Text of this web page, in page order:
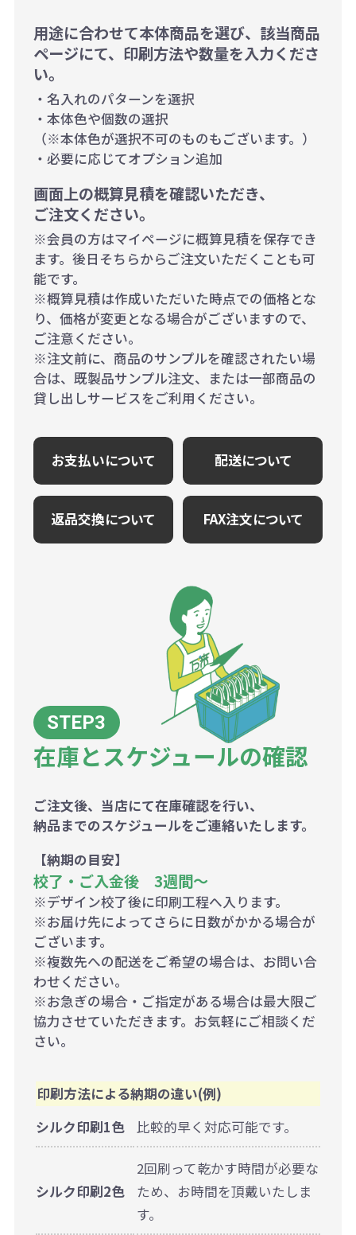
用途に合わせて本体商品を選び、該当商品
ページにて、印刷方法や数量を入力くださ
い。
・名入れのパターンを選択
・本体色や個数の選択
（※本体色が選択不可のものもございます。）
・必要に応じてオプション追加
画面上の概算見積を確認いただき、
ご注文ください。
※会員の方はマイページに概算見積を保存でき
ます。後日そちらからご注文いただくことも可
能です。
※概算見積は作成いただいた時点での価格とな
り、価格が変更となる場合がございますので、
ご注意ください。
※注文前に、商品のサンプルを確認されたい場
合は、既製品サンプル注文、または一部商品の
貸し出しサービスをご利用ください。
お支払いについて 配送について
返品交換について FAX注文について
在庫とスケジュールの確認
ご注文後、当店にて在庫確認を行い、
納品までのスケジュールをご連絡いたします。
【納期の目安】
校了・ご入金後 3週間～
※デザイン校了後に印刷工程へ入ります。
※お届け先によってさらに日数がかかる場合が
ございます。
※複数先への配送をご希望の場合は、お問い合
わせください。
※お急ぎの場合・ご指定がある場合は最大限ご
協力させていただきます。お気軽にご相談くだ
さい。
印刷方法による納期の違い(例)
シルク印刷1色
比較的早く対応可能です。
シルク印刷2色
2回刷って乾かす時間が必要な
ため、お時間を頂戴いたしま
す。